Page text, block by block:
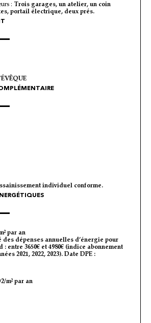
: Trois garages, un atelier, un coin
portail électrique, deux prés.
individuel conforme.
par an
des dépenses annuelles d’énergie pour
entre 3650€ et 4980€ (indice abonnement
2021, 2022, 2023). Date DPE :
m² par an